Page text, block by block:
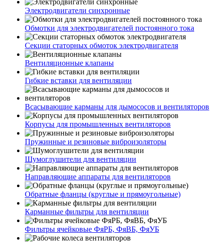
Электродвигатели синхронные
Обмотки для электродвигателей постоянного тока
Секции статорных обмоток электродвигателя
Вентиляционные клапаны
Гибкие вставки для вентиляции
Всасывающие карманы для дымососов и вентиляторов
Корпусы для промышленных вентиляторов
Пружинные и резиновые виброизоляторы
Шумоглушители для вентиляции
Направляющие аппараты для вентиляторов
Обратные фланцы (круглые и прямоугольные)
Карманные фильтры для вентиляции
Фильтры ячейковые ФяРБ, ФяВБ, ФяУБ